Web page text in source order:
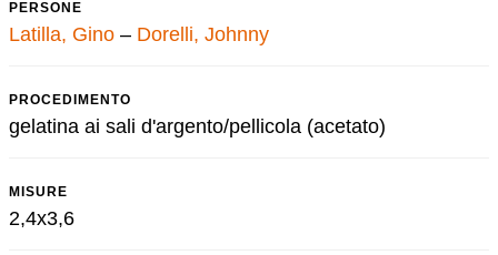
PERSONE
Latilla, Gino – Dorelli, Johnny
PROCEDIMENTO
gelatina ai sali d'argento/pellicola (acetato)
MISURE
2,4x3,6